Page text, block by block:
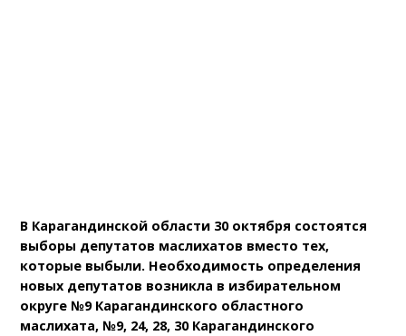
В Карагандинской области 30 октября состоятся
выборы депутатов маслихатов вместо тех,
которые выбыли. Необходимость определения
новых депутатов возникла в избирательном
округе №9 Карагандинского областного
маслихата, №9, 24, 28, 30 Карагандинского